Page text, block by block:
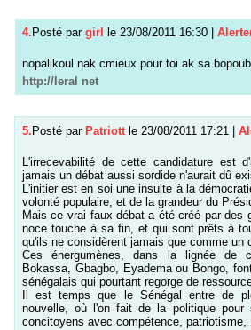
4. Posté par girl le 23/08/2011 16:30
nopalikoul nak cmieux pour toi ak sa
http://leral net
5. Posté par Patriott le 23/08/2011 17:21
L'irrecevabilité de cette candidature est
jamais un débat aussi sordide n'aurait dû
L'initier est en soi une insulte à la
volonté populaire, et de la grandeur du
Mais ce vrai faux-débat a été créé par des
noce touche à sa fin, et qui sont prêts à
qu'ils ne considèrent jamais que comme un
Ces énergumènes, dans la lignée de
Bokassa, Gbagbo, Eyadema ou Bongo,
sénégalais qui pourtant regorge de
Il est temps que le Sénégal entre de
nouvelle, où l'on fait de la politique
concitoyens avec compétence, patriotisme,